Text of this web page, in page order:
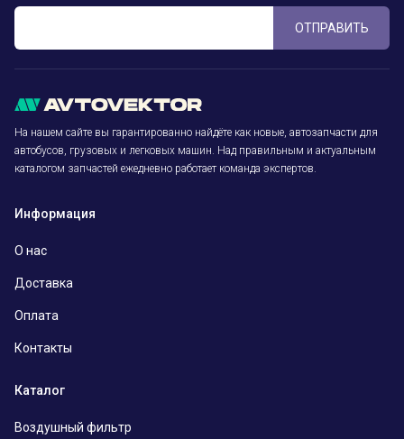
ОТПРАВИТЬ
На нашем сайте вы гарантированно найдёте как новые, автозапчасти для
автобусов, грузовых и легковых машин. Над правильным и актуальным
каталогом запчастей ежедневно работает команда экспертов.
Информация
О нас
Доставка
Оплата
Контакты
Каталог
Воздушный фильтр